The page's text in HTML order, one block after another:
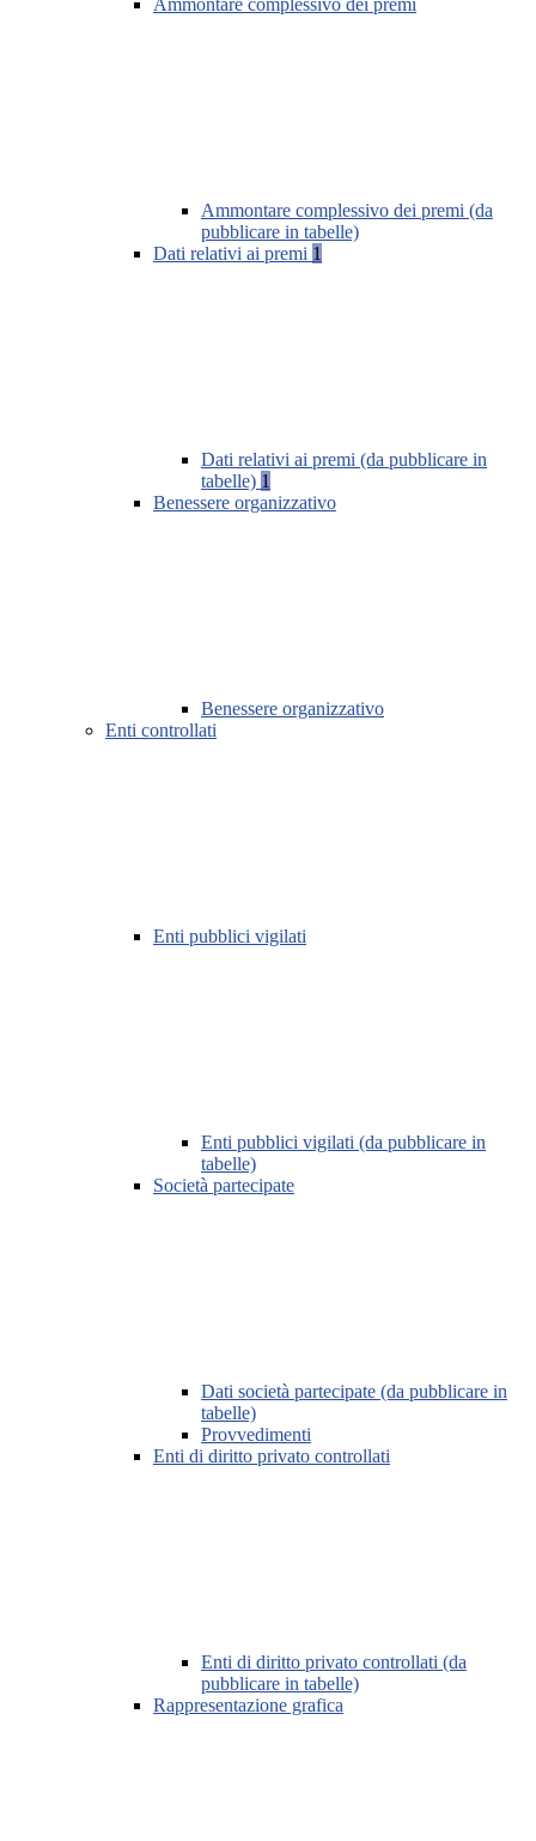
Ammontare complessivo dei premi
Ammontare complessivo dei premi (da
pubblicare in tabelle)
Dati relativi ai premi 1
Dati relativi ai premi (da pubblicare in
tabelle) 1
Benessere organizzativo
Benessere organizzativo
Enti controllati
Enti pubblici vigilati
Enti pubblici vigilati (da pubblicare in
tabelle)
Società partecipate
Dati società partecipate (da pubblicare in
tabelle)
Provvedimenti
Enti di diritto privato controllati
Enti di diritto privato controllati (da
pubblicare in tabelle)
Rappresentazione grafica